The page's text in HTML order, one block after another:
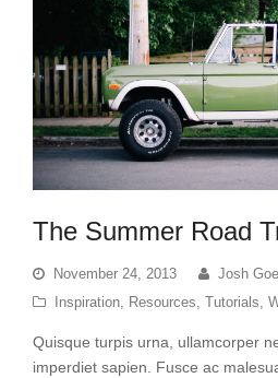
The Summer Road
November 24, 2013
Josh
Inspiration, Resources, Tutorials,
Quisque turpis urna, ullamcorper
imperdiet sapien. Fusce ac